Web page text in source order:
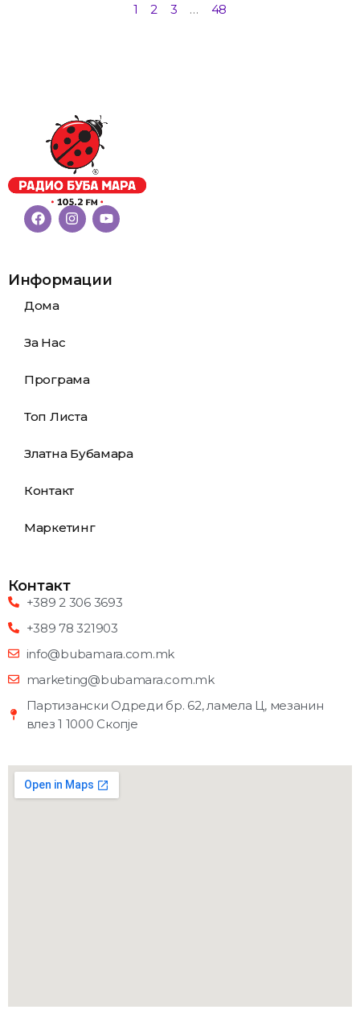
1 2 3 … 48
Информации
Дома
За Нас
Програма
Топ Листа
Златна Бубамара
Контакт
Маркетинг
Контакт
+389 2 306 3693
+389 78 321903
info@bubamara.com.mk
marketing@bubamara.com.mk
Партизански Одреди бр. 62, ламела Ц, мезанин
влез 1 1000 Скопје